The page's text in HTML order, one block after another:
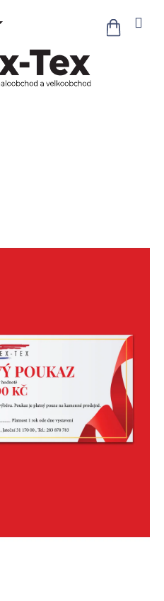
NÁKUPNÍ
KOŠÍK